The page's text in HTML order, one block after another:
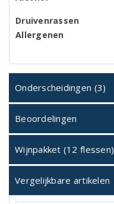
Druivenrassen
Allergenen
Onderscheidingen (3)
Beoordelingen
Wijnpakket (12 flessen)
Vergelijkbare artikelen